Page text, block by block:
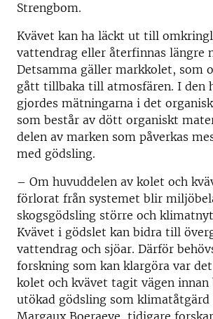
Strengbom.
Kvävet kan ha läckt ut till
vattendrag eller återfinnas längre
Detsamma gäller markkolet, som
gått tillbaka till atmosfären. I den
gjordes mätningarna i det
som består av dött organiskt
delen av marken som påverkas
med gödsling.
– Om huvuddelen av kolet och
förlorat från systemet blir
skogsgödsling större och
Kvävet i gödslet kan bidra till
vattendrag och sjöar. Därför
forskning som kan klargöra var
kolet och kvävet tagit vägen innan
utökad gödsling som klimatåtgärd
Margaux Boeraeve, tidigare